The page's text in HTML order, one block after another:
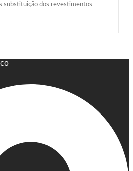
substituição dos revestimentos